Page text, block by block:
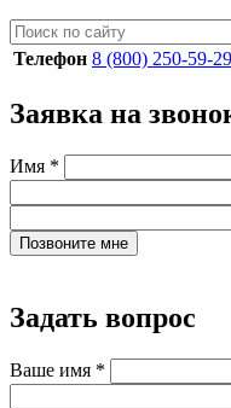
Телефон 8 (800) 250-59-29
Заявка на
Имя *
Позвоните мне
Задать вопрос
Ваше имя *